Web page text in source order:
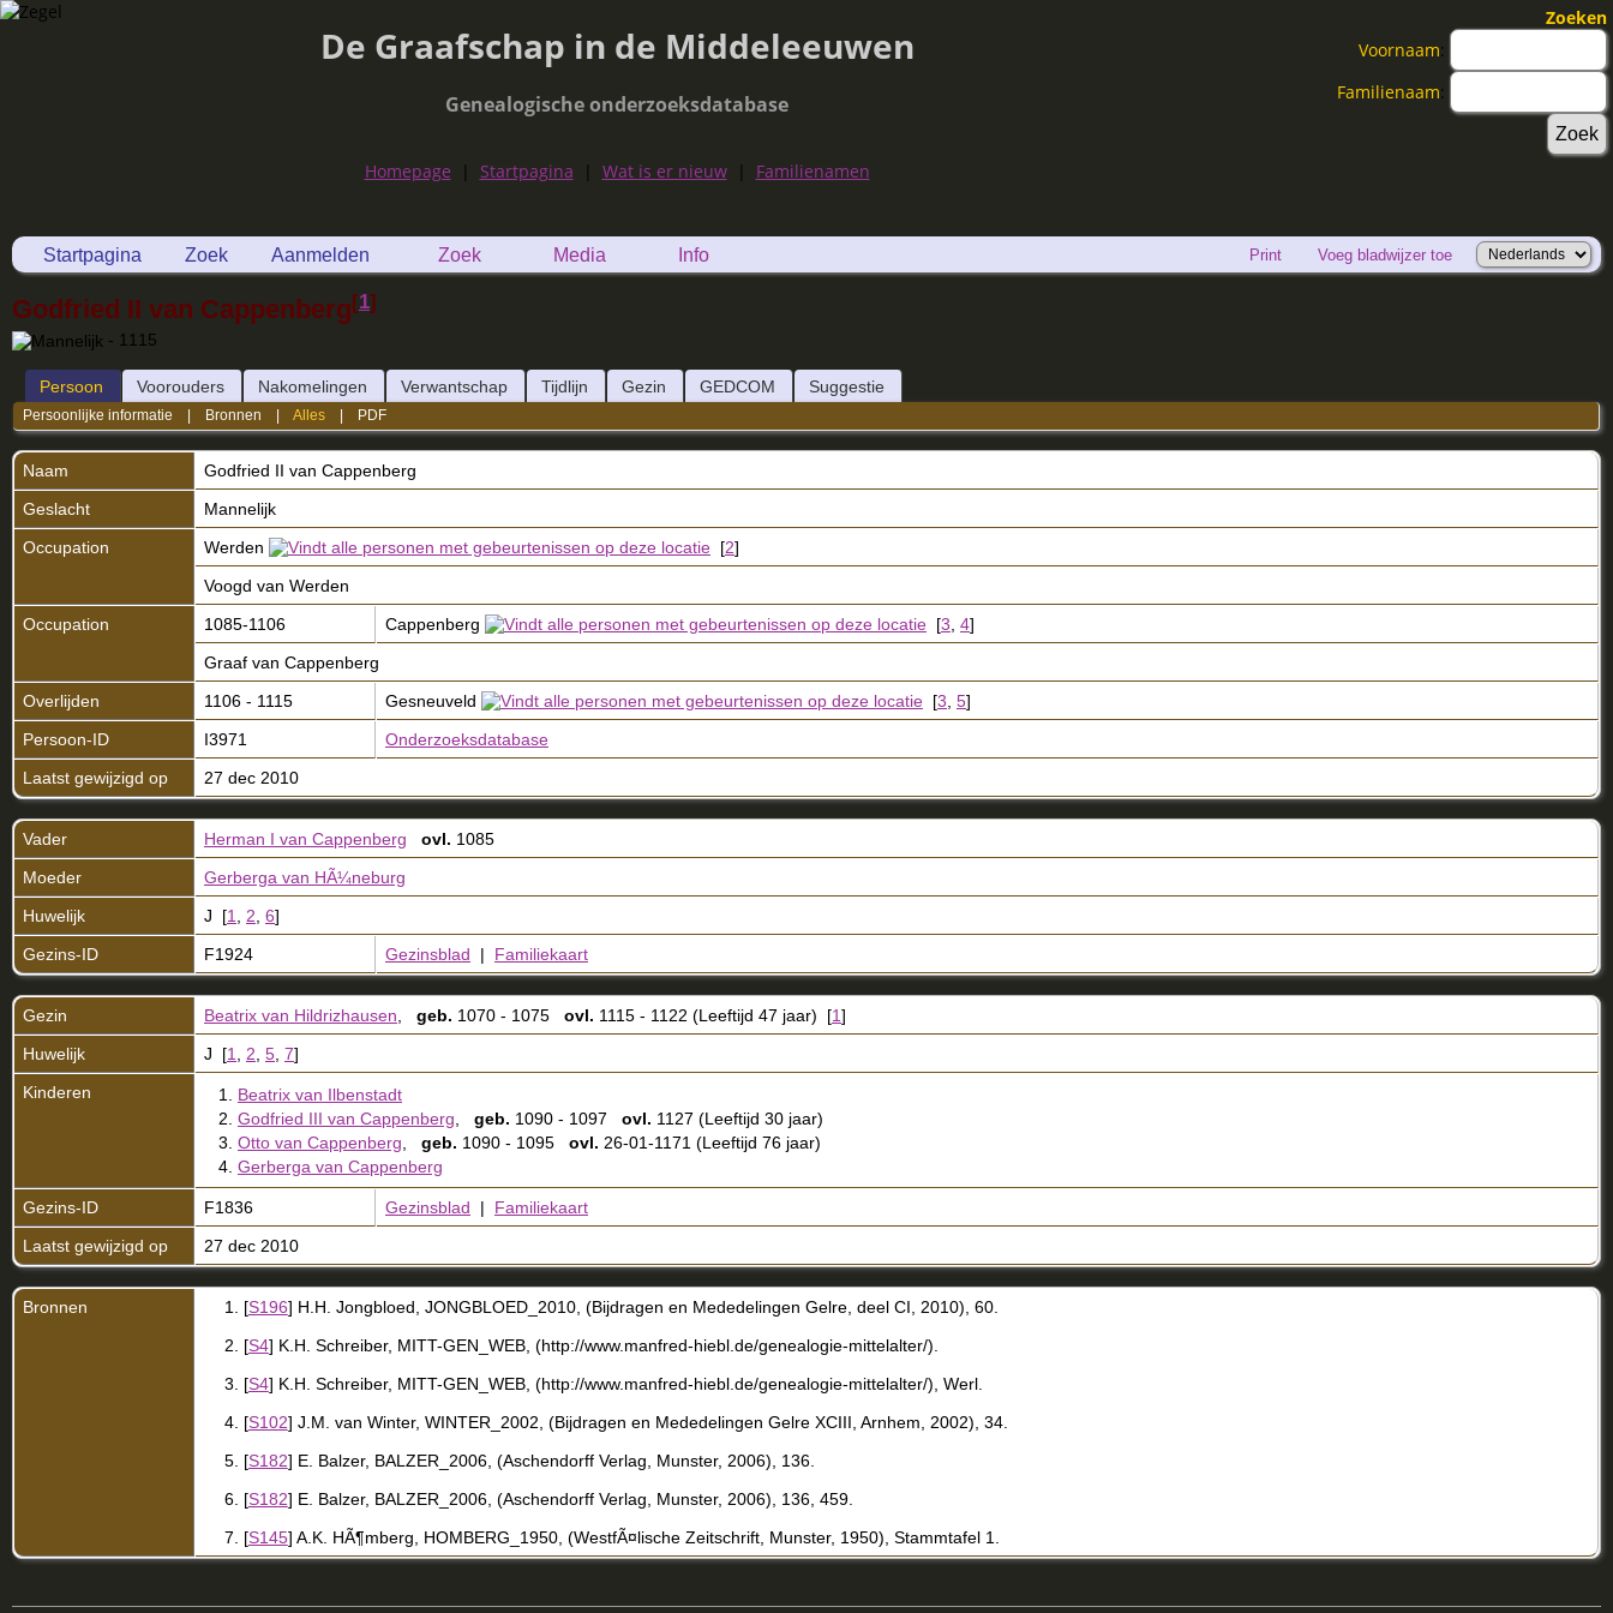
De Graafschap in de Middeleeuwen
Genealogische onderzoeksdatabase
Homepage Startpagina Wat is er nieuw| Familienamen
Zoeken
Voornaam:
Familienaam:
Startpagina Zoek Aanmelden Zoek Media Info Print Voeg bladwijzer toe
Godfried II van Cappenberg[1]
- 1115
Persoon Voorouders Nakomelingen Verwantschap Tijdlijn Gezin GEDCOM Suggestie
Persoonlijke informatie Bronnen |Alles PDF
Naam Godfried II van Cappenberg
Geslacht
Mannelijk
Occupation
Werden [2]
Voogd van Werden
Occupation
1085-1106 Cappenberg [3 4]
Graaf van Cappenberg
Overlijden
1106 - 1115 Gesneuveld [3 5]
Persoon-ID
I3971
Onderzoeksdatabase
Laatst gewijzigd op
27 dec 2010
Vader Herman I van Cappenberg ovl. 1085
Moeder
Gerberga van HÃ¼neburg
Huwelijk
J [1 2 6]
Gezins-ID
F1924 Gezinsblad | Familiekaart
Gezin Beatrix van Hildrizhausen geb. 1070 - 1075 ovl. 1115 - 1122 (Leeftijd 47 jaar) [1]
Huwelijk
J [1 2 5 7]
Kinderen
1. Beatrix van Ilbenstadt
2. Godfried III van Cappenberg geb. 1090 - 1097 ovl. 1127 (Leeftijd 30 jaar)
3. Otto van Cappenberg geb. 1090 - 1095 ovl. 26-01-1171 (Leeftijd 76 jaar)
4. Gerberga van Cappenberg
Gezins-ID F1836 Gezinsblad | Familiekaart
Laatst gewijzigd op
27 dec 2010
Bronnen [S196] H.H. Jongbloed, JONGBLOED_2010, (Bijdragen en Mededelingen Gelre, deel CI, 2010), 60.
[S4] K.H. Schreiber, MITT-GEN_WEB, (http://www.manfred-hiebl.de/genealogie-mittelalter/).
[S4] K.H. Schreiber, MITT-GEN_WEB, (http://www.manfred-hiebl.de/genealogie-mittelalter/), Werl.
[S102] J.M. van Winter, WINTER_2002, (Bijdragen en Mededelingen Gelre XCIII, Arnhem, 2002), 34.
[S182] E. Balzer, BALZER_2006, (Aschendorff Verlag, Munster, 2006), 136.
[S182] E. Balzer, BALZER_2006, (Aschendorff Verlag, Munster, 2006), 136, 459.
[S145] A.K. HÃ¶mberg, HOMBERG_1950, (WestfÃ¤lische Zeitschrift, Munster, 1950), Stammtafel 1.